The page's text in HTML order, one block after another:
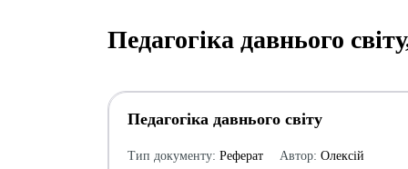
Педагогіка давнього
Педагогіка давнього світу
Тип документу: Реферат
Автор: Олексій